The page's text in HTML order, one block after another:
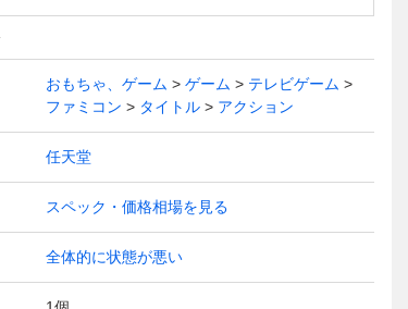
おもちゃ、ゲーム ゲーム
テレビゲーム
ファミコン
タイトル アクション
任天堂
スペック・価格相場を見る
全体的に状態が悪い